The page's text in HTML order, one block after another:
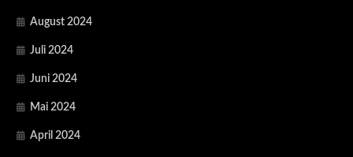
August 2024
Juli 2024
Juni 2024
Mai 2024
April 2024